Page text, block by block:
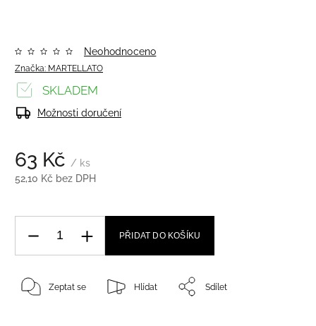
Značka: MARTELLATO
Neohodnoceno
63 Kč / ks
52,10 Kč bez DPH
SKLADEM
Možnosti doručení
PŘIDAT DO KOŠÍKU
Zeptat se Hlídat Sdílet